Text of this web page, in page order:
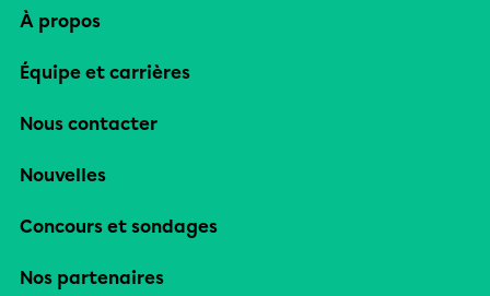
À propos
Équipe et carrières
Nous contacter
Nouvelles
Concours et sondages
Nos partenaires